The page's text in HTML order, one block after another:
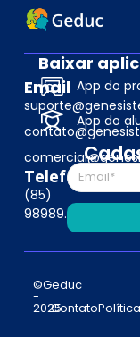
Email
Telefone
(85)
98989.4019
Baixar
App do
App do
©Geduc
-
2025Contato